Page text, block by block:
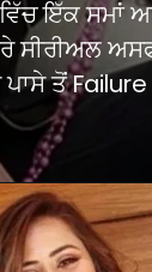
ਇੱਕ ਸਮਾਂ
ਸੀਰੀਅਲ
ਤੋਂ Failure